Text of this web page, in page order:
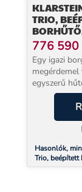
TRIO,
POLCOK
776 590
Egy igazi
egyszerű
Klarstein
borhűtő
készült,
isszák,
Hasonlók,
Trio, beépített